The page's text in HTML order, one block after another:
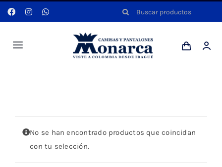
Saltar
al
Buscar:
Toggle
Dotaciones
No se han encontrado productos que coincidan
con tu selección.